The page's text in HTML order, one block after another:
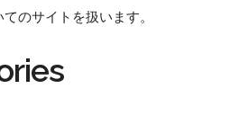
のサイトを扱います。